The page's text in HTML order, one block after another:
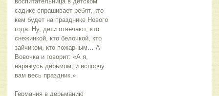
садике спрашивает ребят, кто
кем будет на празднике Нового
года. Ну, дети отвечают, кто
снежинкой, кто белочкой, кто
зайчиком, кто пожарным… А
Вовочка и говорит: «А я,
наряжусь дерьмом, и испорчу
вам весь праздник.»
Германия в дерьманию